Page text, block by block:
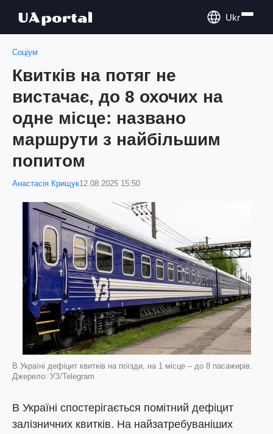
Ukr
Соціум
Квитків на потяг не
вистачає, до 8 охочих на
одне місце: названо
маршрути з найбільшим
попитом
Анастасія Крищук12.08.2025 15:50
В Україні дефіцит квитків на поїзди, на 1 місце – до 8 пасажирів.
Джерело: УЗ/Telegram
В Україні спостерігається помітний дефіцит
залізничних квитків. На найзатребуваніших